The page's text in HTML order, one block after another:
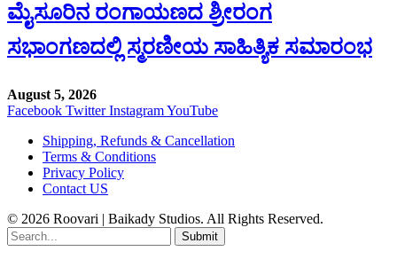
ಮೈಸೂರಿನ ರಂಗಾಯಣದ ಶ್ರೀರಂಗ
ಸಭಾಂಗಣದಲ್ಲಿ ಸ್ಮರಣೀಯ ಸಾಹಿತ್ಯಿಕ ಸಮಾರಂಭ
August 5, 2026
Facebook Twitter InstagramYouTube
Shipping, Refunds & Cancellation
Terms & Conditions
Privacy Policy
Contact US
© 2026 Roovari | Baikady Studios. All Rights Reserved.
Submit